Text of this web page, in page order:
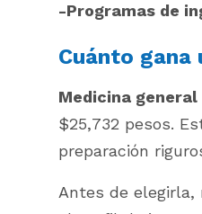
-Programas de
Cuánto gana
Medicina
$25,732 pesos.
preparación
Antes de elegirla,